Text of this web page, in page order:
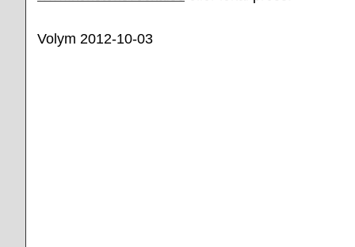
Volym 2012-10-03